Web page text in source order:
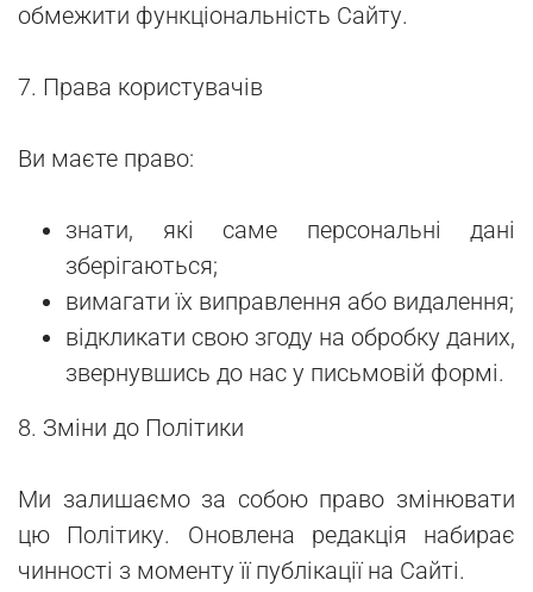
обмежити функціональність Сайту.
7. Права користувачів
Ви маєте право:
знати, які саме персональні дані
зберігаються;
вимагати їх виправлення або видалення;
відкликати свою згоду на обробку даних,
звернувшись до нас у письмовій формі.
8. Зміни до Політики
Ми залишаємо за собою право змінювати
цю Політику. Оновлена редакція набирає
чинності з моменту її публікації на Сайті.